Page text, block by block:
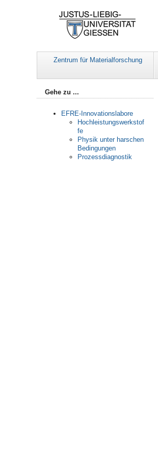
Zentrum für Materialforschung
Gehe zu ...
EFRE-Innovationslabore
Hochleistungswerkstof
fe
Physik unter harschen
Bedingungen
Prozessdiagnostik